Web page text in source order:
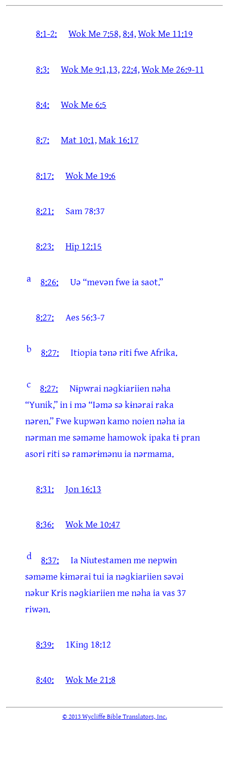
8:1-2: Wok Me 7:58,8:4,Wok Me 11:19
8:3: Wok Me 9:1,13,22:4,Wok Me 26:9-11
8:4: Wok Me 6:5
8:7: Mat 10:1,Mak 16:17
8:17: Wok Me 19:6
8:21: Sam 78:37
8:23: Hip 12:15
a 8:26: Uə “mevən fwe ia saot.”
8:27: Aes 56:3-7
b 8:27: Itiopia tənə riti fwe Afrika.
c 8:27:
Nɨpwrai nəɡkiariien nəha
“Yunik,” in i mə “Iəmə sə kɨnərai raka
nəren.” Fwe kupwən kamo noien nəha ia
nərman me səməme hamowok ipaka tɨ pran
asori riti sə ramərɨmənu ia nərmama.
8:31: Jon 16:13
8:36: Wok Me 10:47
d 8:37:
Ia Niutestamen me nepwɨn
səməme kɨmərai tui ia nəɡkiariien səvəi
nəkur Kris nəɡkiariien me nəha ia vas 37
riwən.
8:39: 1Kinɡ 18:12
8:40: Wok Me 21:8
© 2013 Wycliffe Bible Translators, Inc.